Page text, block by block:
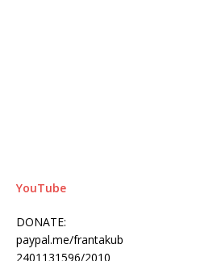
YouTube
DONATE:
paypal.me/frantakub
2401131596/2010